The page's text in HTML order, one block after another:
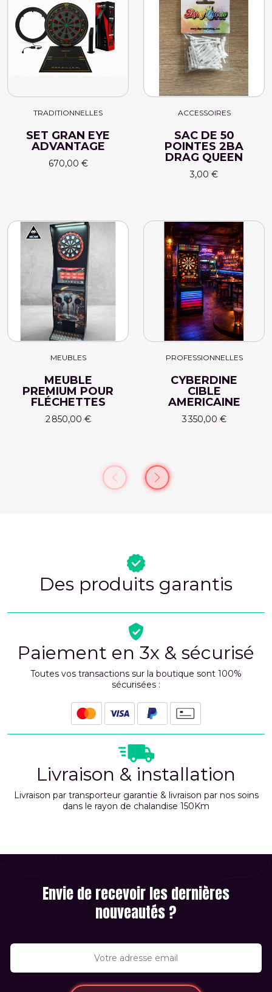
TRADITIONNELLES
SET GRAN EYE
ADVANTAGE
670,00 €
ACCESSOIRES
SAC DE 50
POINTES 2BA
DRAG QUEEN
3,00 €
MEUBLES
MEUBLE
PREMIUM POUR
FLÉCHETTES
2 850,00 €
PROFESSIONNELLES
CYBERDINE
CIBLE
AMERICAINE
3 350,00 €
Des produits garantis
Paiement en 3x & sécurisé
Toutes vos transactions sur la boutique sont 100%
sécurisées :
Livraison & installation
Livraison par transporteur garantie & livraison par nos soins
dans le rayon de chalandise 150Km
Envie de recevoir les dernières
nouveautés ?